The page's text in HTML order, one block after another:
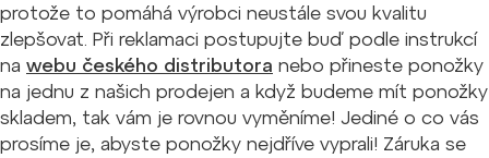
protože to pomáhá výrobci neustále svou kvalitu
zlepšovat. Při reklamaci postupujte buď podle instrukcí
na webu českého distributora nebo přineste ponožky
na jednu z našich prodejen a když budeme mít ponožky
skladem, tak vám je rovnou vyměníme! Jediné o co vás
prosíme je, abyste ponožky nejdříve vyprali! Záruka se